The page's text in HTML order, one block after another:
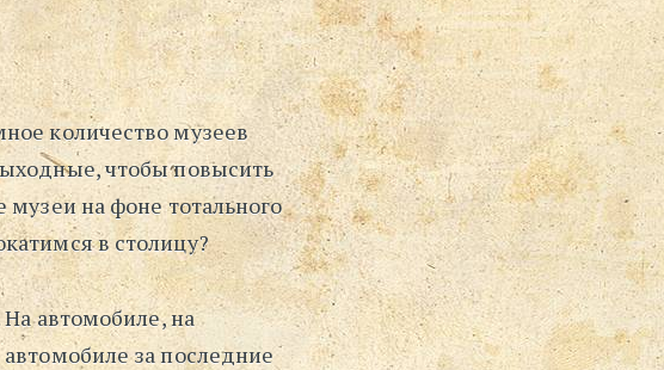
* Читать
* По жизни
Блог
⋅
Поиск
количество музеев
чтобы повысить
музеи на фоне тотального
в столицу?
автомобиле, на
за последние